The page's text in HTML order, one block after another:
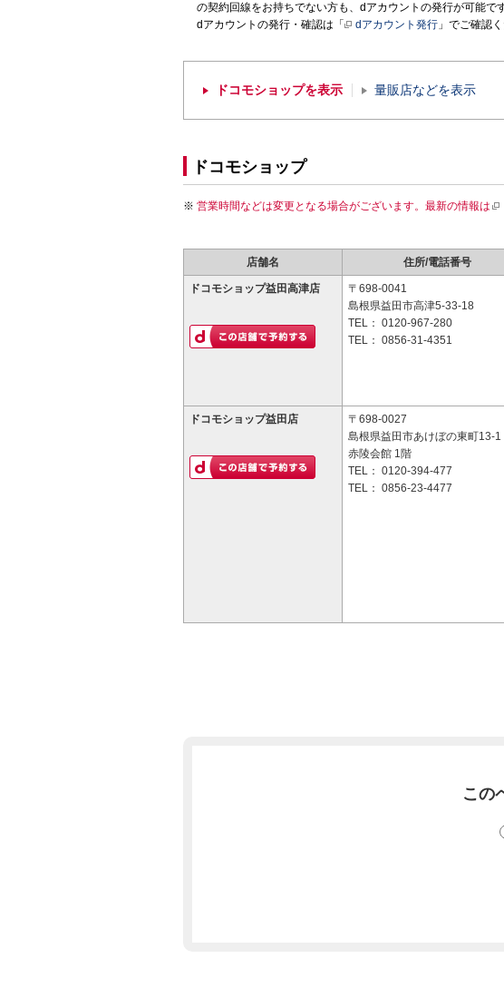
の契約回線をお持ちでない方も、dアカウントの発行が可能です
dアカウントの発行・確認は「
dアカウント発行 」でご確認く
ドコモショップを表示 量販店などを表示
ドコモショップ
営業時間などは変更となる場合がございます。最新の情報は
店舗名 住所/電話番号
ドコモショップ益田高津店
〒698-0041
島根県益田市高津5-33-18
TEL： 0120-967-280
TEL： 0856-31-4351
ドコモショップ益田店
〒698-0027
島根県益田市あけぼの東町13-1
赤陵会館 1階
TEL： 0120-394-477
TEL： 0856-23-4477
この